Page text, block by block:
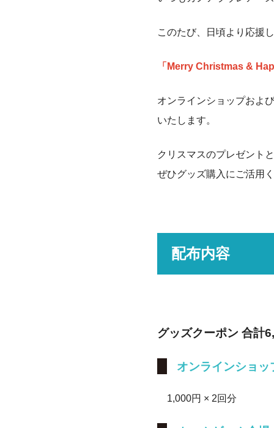
このたび、日頃より応援
「Merry Christmas &
オンラインショップおよ
いたします。
クリスマスのプレゼント
ぜひグッズ購入にご活用く
配布内容
グッズクーポン 合計
オンラインショ
1,000円 × 2回分